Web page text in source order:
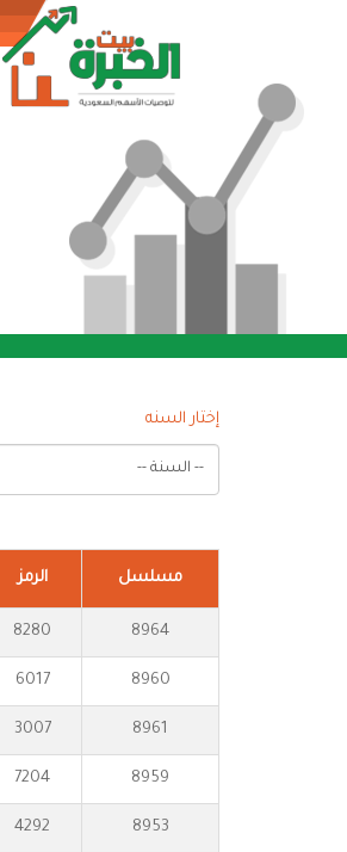
إختار السنه
-- السنة --
مسلسل الرمز
8964
8280
8960
6017
8961
3007
8959
7204
8953
4292